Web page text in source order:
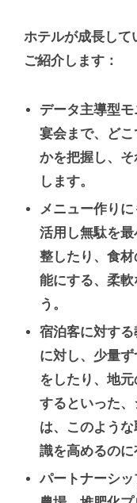
ホテルが成長して
ご紹介します：
データ主導型
宴会まで、ど
かを把握し、
します。
メニュー作り
活用し無駄を
整したり、食
能にする、柔
う。
宿泊客に対す
に対し、少量
をしたり、地
するといった
は、このよう
識を高めるのに
パートナーシ